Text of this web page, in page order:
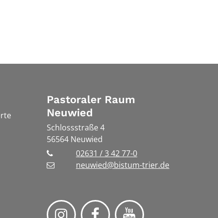
Pastoraler Raum
Neuwied
Schlossstraße 4
56564 Neuwied
02631 / 3 42 77-0
neuwied@bistum-trier.de